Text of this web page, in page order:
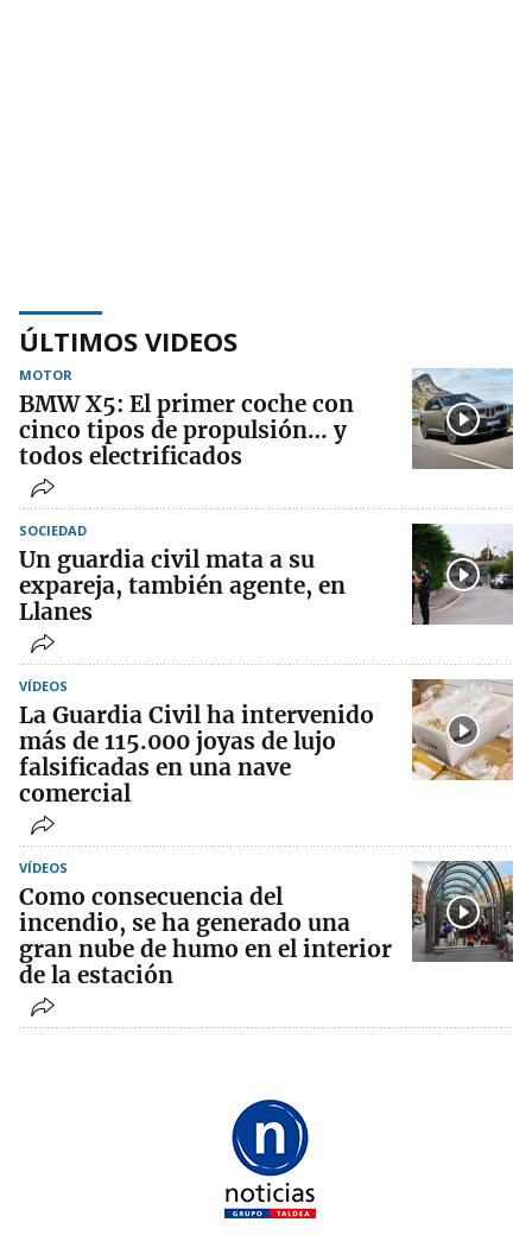
ÚLTIMOS VIDEOS
MOTOR
BMW X5: El primer coche con
cinco tipos de propulsión… y
todos electrificados
SOCIEDAD
Un guardia civil mata a su
expareja, también agente, en
Llanes
VÍDEOS
La Guardia Civil ha intervenido
más de 115.000 joyas de lujo
falsificadas en una nave
comercial
VÍDEOS
Como consecuencia del
incendio, se ha generado una
gran nube de humo en el interior
de la estación